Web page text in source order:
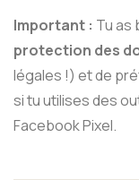
Important : Tu as
protection des
légales !) et de
si tu utilises des
Facebook Pixel.